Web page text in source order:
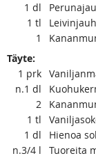
1 dl
1 tl
1
Täyte:
1 prk
n.1 dl
2
1 tl
1 dl
Hienoa
n.3/4 l
Tuoreita